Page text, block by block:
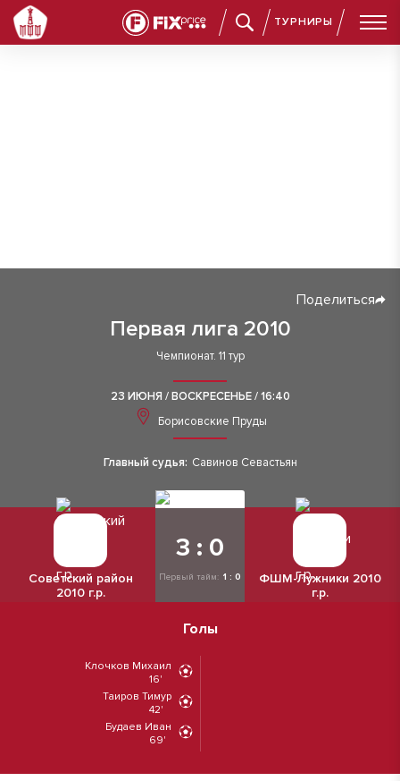
ТУРНИРЫ
Первая лига 2010
Поделиться
Чемпионат. 11 тур
23 ИЮНЯ / ВОСКРЕСЕНЬЕ / 16:40
Борисовские Пруды
Главный судья: Савинов Севастьян
Советский район
2010 г.р.
3 : 0
Первый тайм: 1 : 0
ФШМ-Лужники 2010
г.р.
Голы
Клочков Михаил
16'
Таиров Тимур
42'
Будаев Иван
69'